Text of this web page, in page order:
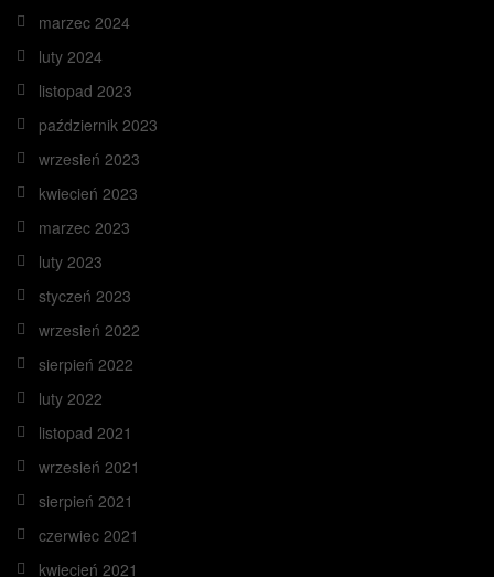
marzec 2024
luty 2024
listopad 2023
październik 2023
wrzesień 2023
kwiecień 2023
marzec 2023
luty 2023
styczeń 2023
wrzesień 2022
sierpień 2022
luty 2022
listopad 2021
wrzesień 2021
sierpień 2021
czerwiec 2021
kwiecień 2021